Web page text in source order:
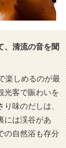
、清流の音を聞
楽しめるのが最
光客で賑わいを
味のだしは、
には渓谷があ
の自然浴も存分